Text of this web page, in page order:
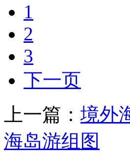
1
2
3
下一页
上一篇： 境外
海岛游组图